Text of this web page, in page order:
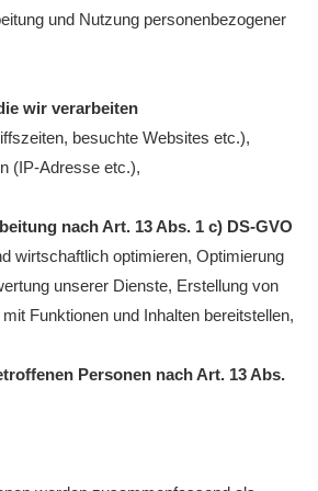
und Nutzung personenbezogener
wir verarbeiten
besuchte Websites etc.),
(IP-Adresse etc.),
nach Art. 13 Abs. 1 c) DS-GVO
wirtschaftlich optimieren, Optimierung
unserer Dienste, Erstellung von
Funktionen und Inhalten bereitstellen,
Personen nach Art. 13 Abs.